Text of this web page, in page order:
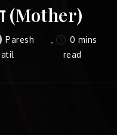
(Mother)
Paresh
0 mins
read